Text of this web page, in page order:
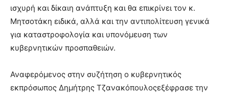
ισχυρή και δίκαιη ανάπτυξη και θα επικρίνει τον κ.
Μητσοτάκη ειδικά, αλλά και την αντιπολίτευση γενικά
για καταστροφολογία και υπονόμευση των
κυβερνητικών προσπαθειών.
Αναφερόμενος στην συζήτηση ο κυβερνητικός
εκπρόσωπος Δημήτρης Τζανακόπουλοςεξέφρασε την